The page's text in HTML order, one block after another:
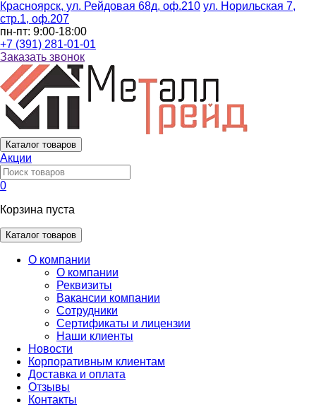
Красноярск, ул. Рейдовая 68д, оф.210 ул. Норильская 7,
стр.1, оф.207
пн-пт: 9:00-18:00
+7 (391) 281-01-01
Заказать звонок
Каталог товаров
Акции
0
Корзина пуста
Каталог товаров
О компании
О компании
Реквизиты
Вакансии компании
Сотрудники
Сертификаты и лицензии
Наши клиенты
Новости
Корпоративным клиентам
Доставка и оплата
Отзывы
Контакты